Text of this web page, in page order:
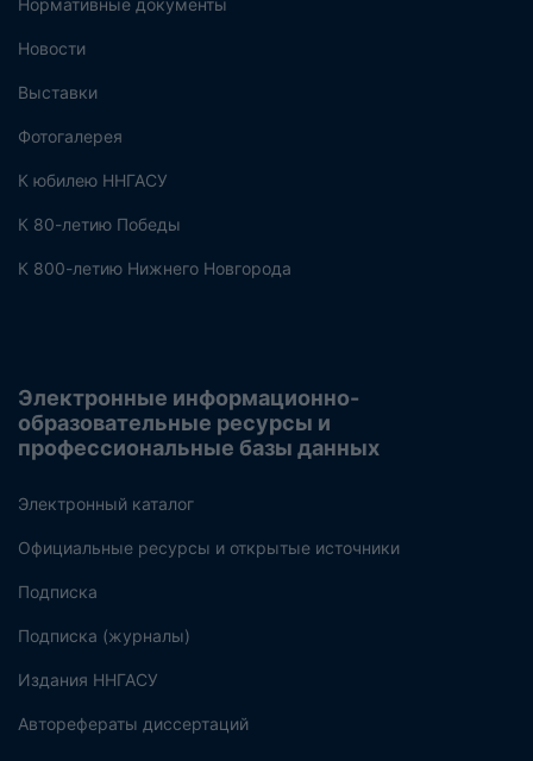
Нормативные документы
Новости
Выставки
Фотогалерея
К юбилею ННГАСУ
К 80-летию Победы
К 800-летию Нижнего Новгорода
Электронные информационно-
образовательные ресурсы и
профессиональные базы данных
Электронный каталог
Официальные ресурсы и открытые источники
Подписка
Подписка (журналы)
Издания ННГАСУ
Авторефераты диссертаций